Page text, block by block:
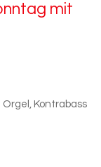
mit
Orgel, Kontrabass